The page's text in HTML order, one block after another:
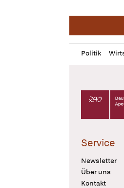
Politik
Profil
öffnen
Daz
Pur
Deutscher
Service
Newsletter
Über uns
Kontakt